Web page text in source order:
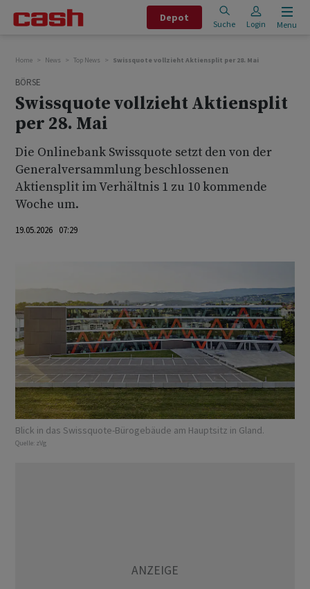
Depot
Suche Login Menu
Home News Top News Swissquote vollzieht Aktiensplit per 28. Mai
BÖRSE
Swissquote vollzieht Aktiensplit
per 28. Mai
Die Onlinebank Swissquote setzt den von der
Generalversammlung beschlossenen
Aktiensplit im Verhältnis 1 zu 10 kommende
Woche um.
19.05.2026 07:29
Blick in das Swissquote-Bürogebäude am Hauptsitz in Gland.
Quelle: zVg